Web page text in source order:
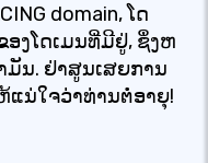
domain, ໂດ
ງໂດເມນທີ່ມີຢູ່, ຊຶ່ງຫ
ມັນ. ຢ່າສູນເສຍການ
ຫ້ແນ່ໃຈວ່າທ່ານຕໍ່ອາຍຸ!